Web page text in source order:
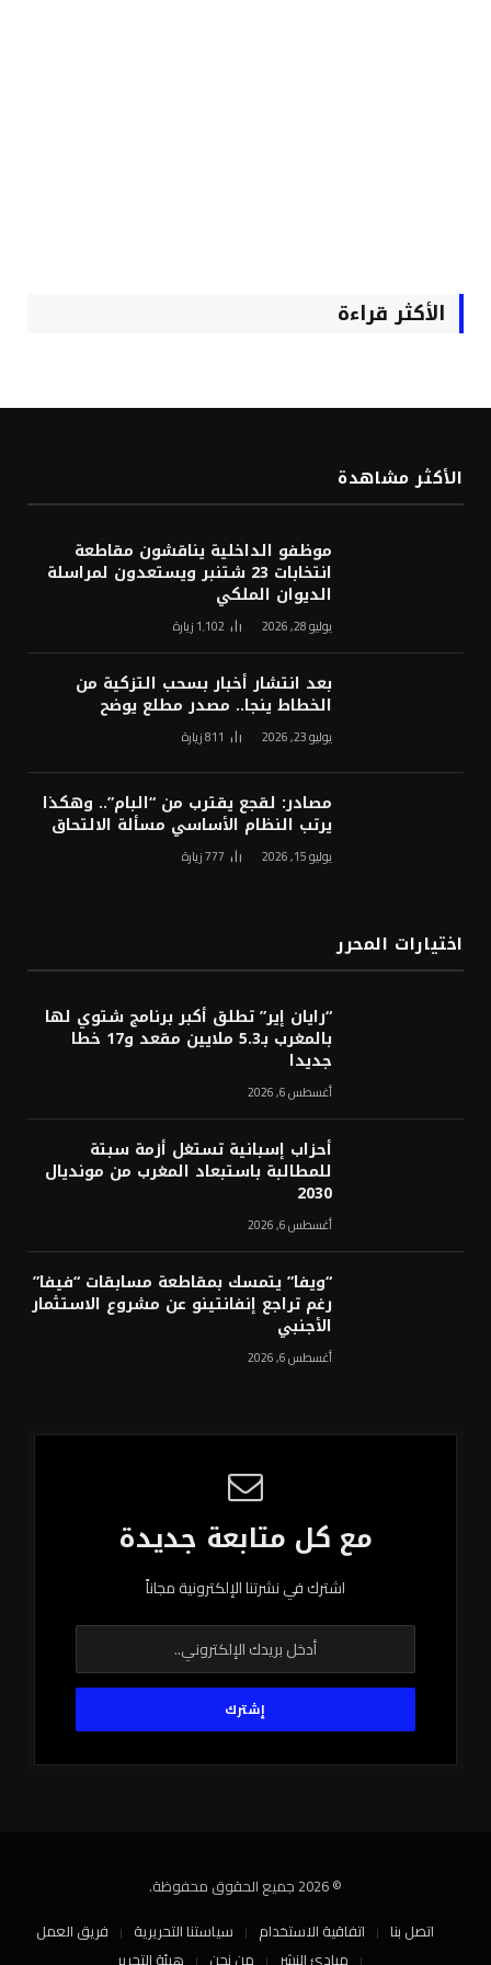
الأكثر قراءة
الأكثر مشاهدة
موظفو الداخلية يناقشون مقاطعة
انتخابات 23 شتنبر ويستعدون لمراسلة
الديوان الملكي
يوليو 28, 2026 1٬102 زيارة
بعد انتشار أخبار بسحب التزكية من
الخطاط ينجا.. مصدر مطلع يوضح
يوليو 23, 2026 811زيارة
مصادر: لقجع يقترب من “البام”.. وهكذا
يرتب النظام الأساسي مسألة الالتحاق
يوليو 15, 2026 777زيارة
اختيارات المحرر
“رايان إير” تطلق أكبر برنامج شتوي لها
بالمغرب بـ5.3 ملايين مقعد و17 خطا
جديدا
أغسطس 6, 2026
أحزاب إسبانية تستغل أزمة سبتة
للمطالبة باستبعاد المغرب من مونديال
2030
أغسطس 6, 2026
“ويفا” يتمسك بمقاطعة مسابقات “فيفا”
رغم تراجع إنفانتينو عن مشروع الاستثمار
الأجنبي
أغسطس 6, 2026
مع كل متابعة جديدة
اشترك في نشرتنا الإلكترونية مجاناً
© 2026 جميع الحقوق محفوظة.
اتصل بنا
اتفاقية الاستخدام سياستنا التحريرية
فريق العمل